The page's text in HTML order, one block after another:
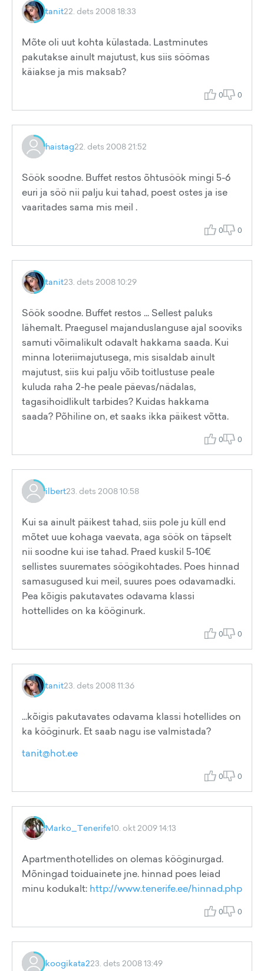
tanit22. dets 2008 18:33
Mõte oli uut kohta külastada. Lastminutes
pakutakse ainult majutust, kus siis söömas
käiakse ja mis maksab?
0 0
haistag22. dets 2008 21:52
Söök soodne. Buffet restos õhtusöök mingi 5-6
euri ja söö nii palju kui tahad, poest ostes ja ise
vaaritades sama mis meil .
0 0
tanit23. dets 2008 10:29
Söök soodne. Buffet restos ... Sellest paluks
lähemalt. Praegusel majanduslanguse ajal sooviks
samuti võimalikult odavalt hakkama saada. Kui
minna loteriimajutusega, mis sisaldab ainult
majutust, siis kui palju võib toitlustuse peale
kuluda raha 2-he peale päevas/nädalas,
tagasihoidlikult tarbides? Kuidas hakkama
saada? Põhiline on, et saaks ikka päikest võtta.
0 0
ilbert23. dets 2008 10:58
Kui sa ainult päikest tahad, siis pole ju küll end
mõtet uue kohaga vaevata, aga söök on täpselt
nii soodne kui ise tahad. Praed kuskil 5-10€
sellistes suuremates söögikohtades. Poes hinnad
samasugused kui meil, suures poes odavamadki.
Pea kõigis pakutavates odavama klassi
hottellides on ka kööginurk.
0 0
tanit23. dets 2008 11:36
...kõigis pakutavates odavama klassi hotellides on
ka kööginurk. Et saab nagu ise valmistada?
tanit@hot.ee
0 0
Marko_Tenerife10. okt 2009 14:13
Apartmenthotellides on olemas kööginurgad.
Mõningad toiduainete jne. hinnad poes leiad
minu kodukalt: http://www.tenerife.ee/hinnad.php
0 0
koogikata223. dets 2008 13:49